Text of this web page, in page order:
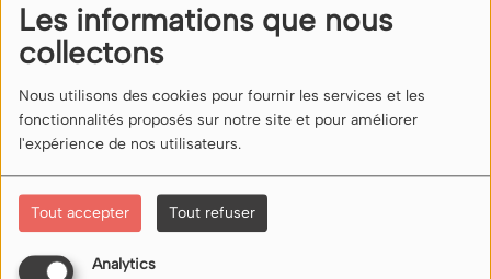
Les informations que nous
collectons
Nous utilisons des cookies pour fournir les services et les
fonctionnalités proposés sur notre site et pour améliorer
l'expérience de nos utilisateurs.
Tout accepter Tout refuser
Analytics
Connectez-vous pour commenter cet article
SE CONNECTER